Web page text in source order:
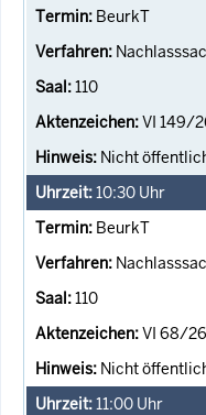
BeurkT
110
VI 149/
Nicht
10:30 Uhr
BeurkT
110
VI 68/26
Nicht
11:00 Uhr